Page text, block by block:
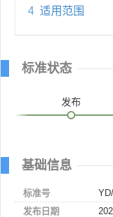
4 适用范围
标准状态
发布
基础信息
标准号
发布日期